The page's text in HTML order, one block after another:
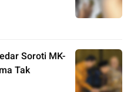
Soroti MK-
Tak